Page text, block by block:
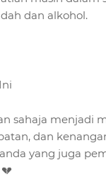
dan alkohol.
sahaja menjadi
dan
yang juga